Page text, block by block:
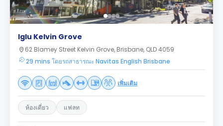
Iglu Kelvin Grove
62 Blamey Street Kelvin Grove, Brisbane, QLD 4059
29 mins โดยรถสาธารณะ Navitas English Brisbane
เพิ่มเติม
ห้องเดี่ยว แฟลท